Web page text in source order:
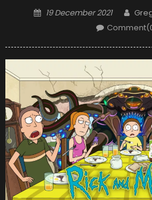
Posted
19 December 2021